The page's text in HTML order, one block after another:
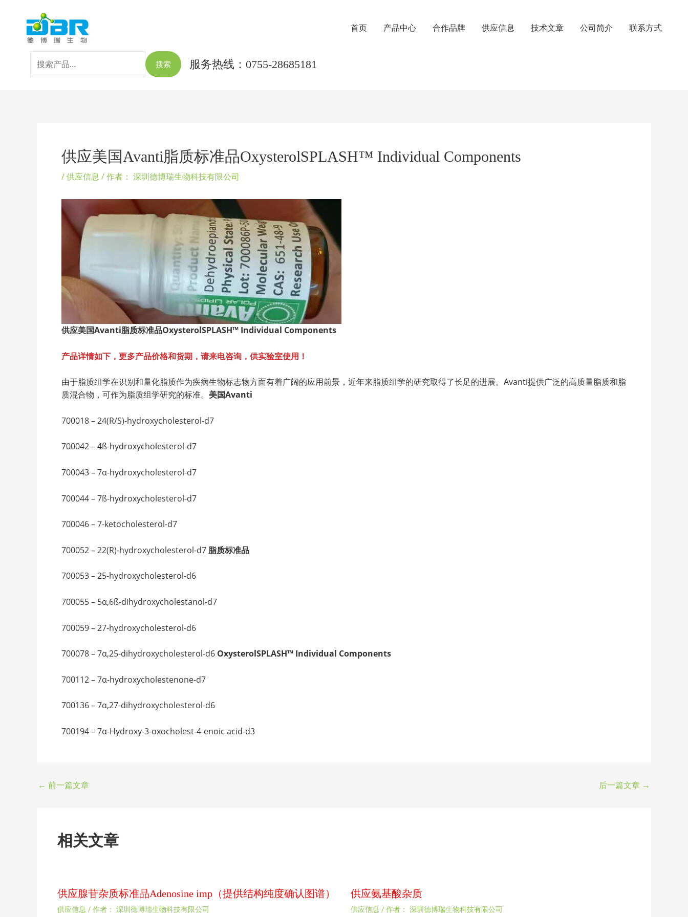
首页 产品中心 合作品牌 供应信息 技术文章 公司简介 联系方式
索：
搜索 服务热线：0755-28685181
供应美国Avanti脂质标准品OxysterolSPLASH™ Individual Components
/供应信息 / 作者： 深圳德博瑞生物科技有限公司
供应美国Avanti脂质标准品OxysterolSPLASH™ Individual Components
产品详情如下，更多产品价格和货期，请来电咨询，供实验室使用！
由于脂质组学在识别和量化脂质作为疾病生物标志物方面有着广阔的应用前景，近年来脂质组学的研究取得了长足的进展。Avanti提供广泛的高质量脂质和脂
质混合物，可作为脂质组学研究的标准。 美国Avanti
700018 – 24(R/S)-hydroxycholesterol-d7
700042 – 4ß-hydroxycholesterol-d7
700043 – 7α-hydroxycholesterol-d7
700044 – 7ß-hydroxycholesterol-d7
700046 – 7-ketocholesterol-d7
700052 – 22(R)-hydroxycholesterol-d7 脂质标准品
700053 – 25-hydroxycholesterol-d6
700055 – 5α,6ß-dihydroxycholestanol-d7
700059 – 27-hydroxycholesterol-d6
700078 – 7α,25-dihydroxycholesterol-d6 OxysterolSPLASH™ Individual Components
700112 – 7α-hydroxycholestenone-d7
700136 – 7α,27-dihydroxycholesterol-d6
700194 – 7α-Hydroxy-3-oxocholest-4-enoic acid-d3
← 前一篇文章 后一篇文章 →
相关文章
供应腺苷杂质标准品Adenosine imp（提供结构纯度确认图谱）
供应信息 / 作者： 深圳德博瑞生物科技有限公司
供应氨基酸杂质
供应信息 / 作者： 深圳德博瑞生物科技有限公司